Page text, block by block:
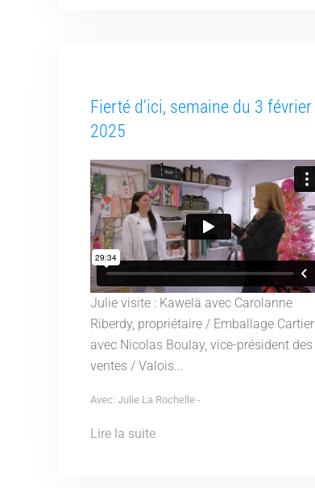
Fierté d'ici, semaine du 3 février
2025
Julie visite : Kawelä avec Carolanne
Riberdy, propriétaire / Emballage Cartier
avec Nicolas Boulay, vice-président des
ventes / Valois...
Avec: Julie La Rochelle -
Lire la suite